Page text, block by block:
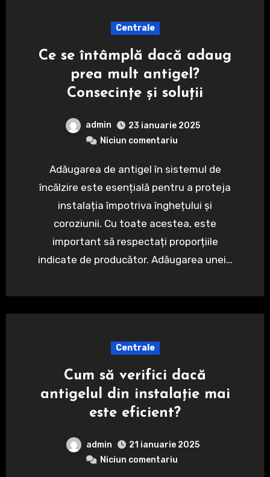
Centrale
Ce se întâmplă dacă adaug
prea mult antigel?
Consecințe și soluții
admin
23 ianuarie 2025
Niciun comentariu
Adăugarea de antigel în sistemul de
încălzire este esențială pentru a proteja
instalația împotriva înghețului și
coroziunii. Cu toate acestea, este
important să respectați proporțiile
indicate de producător. Adăugarea unei…
Centrale
Cum să verifici dacă
antigelul din instalație mai
este eficient?
admin
21 ianuarie 2025
Niciun comentariu